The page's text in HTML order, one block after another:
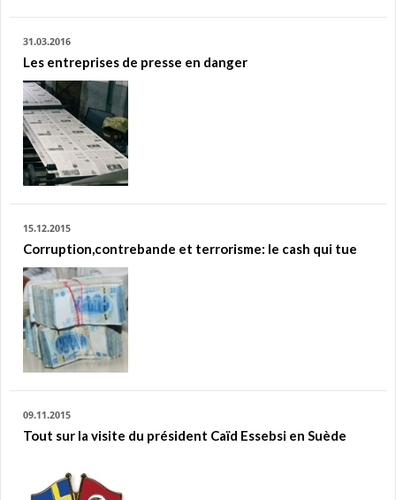
31.03.2016
Les entreprises de presse en danger
15.12.2015
Corruption,contrebande et terrorisme: le cash qui tue
09.11.2015
Tout sur la visite du président Caïd Essebsi en Suède